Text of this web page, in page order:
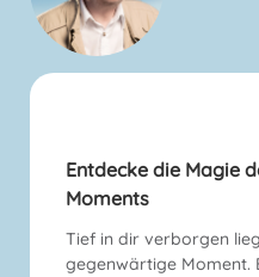
Entdecke die Magie
Moments
Tief in dir verborgen
gegenwärtige Moment.